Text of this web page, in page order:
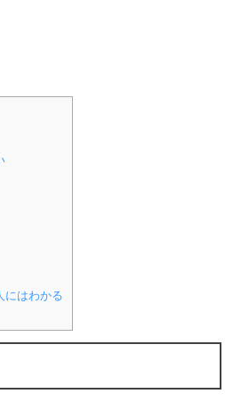
にはわかる